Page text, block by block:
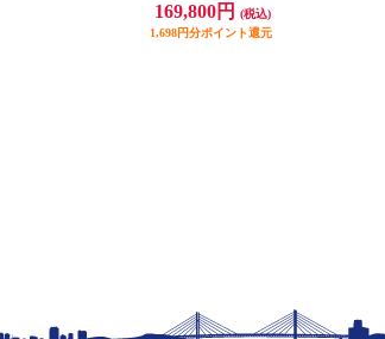
169,800円
(税込)
1,698円分ポイント還元